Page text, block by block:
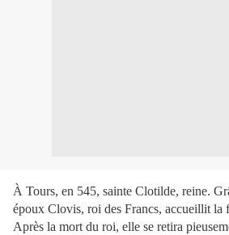
À Tours, en 545, sainte Clotilde, reine.
époux Clovis, roi des Francs, accueillit la
Après la mort du roi, elle se retira